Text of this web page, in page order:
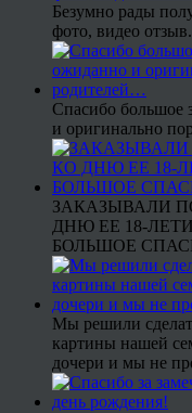
Безумно рады
фото, видео отзыв.
Спасибо большое
и оригинально
ЗАКАЗЫВАЛИ
ДНЮ ЕЕ 18-
БОЛЬШОЕ
Мы решили
картины нашей
дочери и мы не